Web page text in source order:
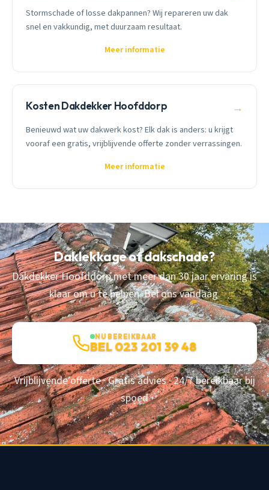
Stormschade of losse dakpannen? Wij repareren uw dak
snel en vakkundig, met duurzaam resultaat.
Meer informatie
Kosten Dakdekker Hoofddorp →
Benieuwd wat uw dakwerk kost? Elk dak is anders: u krijgt
vooraf een gratis, vrijblijvende offerte zonder verrassingen.
Meer informatie
Daklekkage of dakschade?
Dakdekker Hoofddorp met meer dan 30 jaar ervaring is
klaar om u te helpen. Bel ons vandaag.
NU BEREIKBAAR
BEL 023 201 39 48
Vrijblijvende offerte · Gratis advies · 24/7 bereikbaar bij
spoed